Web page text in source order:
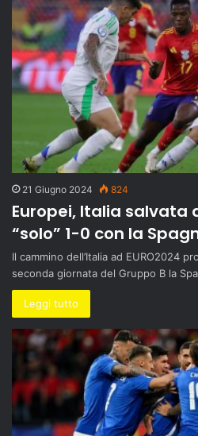
21 Giugno 2024 824
Europei, Italia salvata
“solo” 1-0 con la
Il cammino dell’Italia ad EURO2024
seconda giornata del Gruppo B la
Leggi tutto